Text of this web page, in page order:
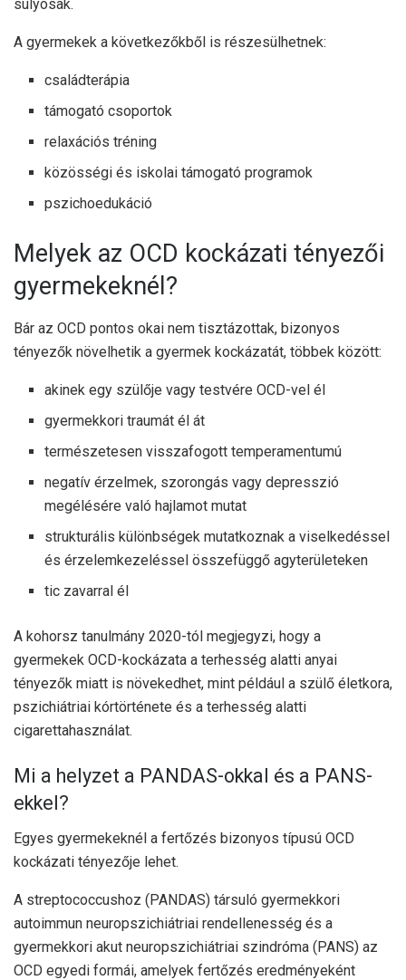
súlyosak.
A gyermekek a következőkből is részesülhetnek:
családterápia
támogató csoportok
relaxációs tréning
közösségi és iskolai támogató programok
pszichoedukáció
Melyek az OCD kockázati tényezői
gyermekeknél?
Bár az OCD pontos okai nem tisztázottak, bizonyos
tényezők növelhetik a gyermek kockázatát, többek között:
akinek egy szülője vagy testvére OCD-vel él
gyermekkori traumát él át
természetesen visszafogott temperamentumú
negatív érzelmek, szorongás vagy depresszió
megélésére való hajlamot mutat
strukturális különbségek mutatkoznak a viselkedéssel
és érzelemkezeléssel összefüggő agyterületeken
tic zavarral él
A kohorsz tanulmány 2020-tól megjegyzi, hogy a
gyermekek OCD-kockázata a terhesség alatti anyai
tényezők miatt is növekedhet, mint például a szülő életkora,
pszichiátriai kórtörténete és a terhesség alatti
cigarettahasználat.
Mi a helyzet a PANDAS-okkal és a PANS-
ekkel?
Egyes gyermekeknél a fertőzés bizonyos típusú OCD
kockázati tényezője lehet.
A streptococcushoz (PANDAS) társuló gyermekkori
autoimmun neuropszichiátriai rendellenesség és a
gyermekkori akut neuropszichiátriai szindróma (PANS) az
OCD egyedi formái, amelyek fertőzés eredményeként